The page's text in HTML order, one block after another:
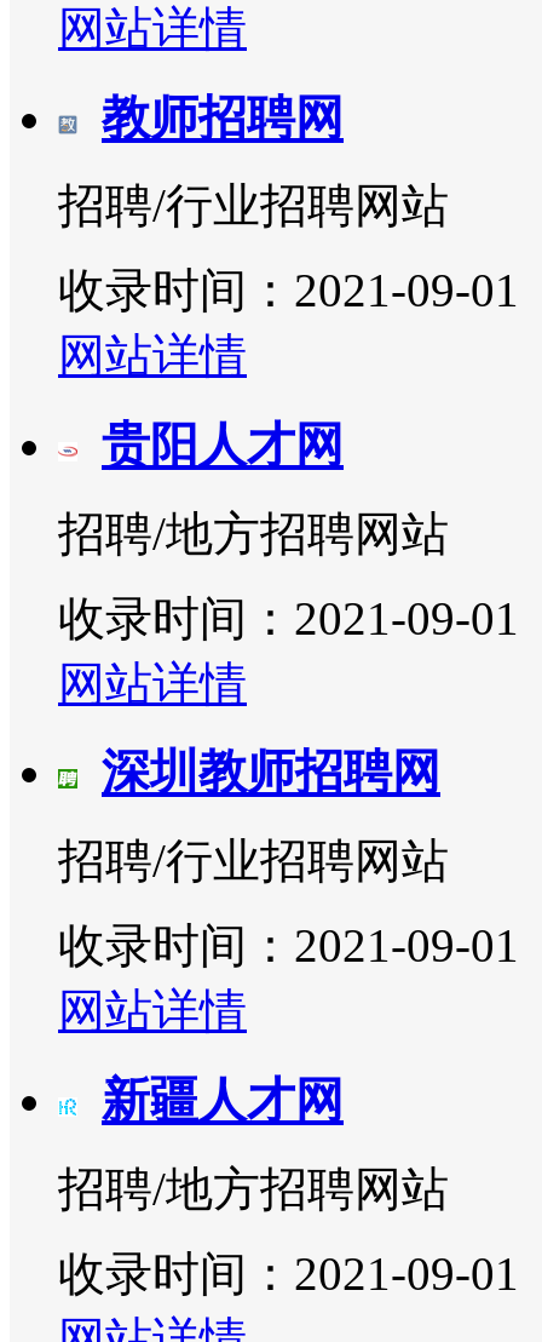
网站详情
教师招聘网
招聘/行业招聘网站
收录时间：2021-09-01
网站详情
贵阳人才网
招聘/地方招聘网站
收录时间：2021-09-01
网站详情
深圳教师招聘网
招聘/行业招聘网站
收录时间：2021-09-01
网站详情
新疆人才网
招聘/地方招聘网站
收录时间：2021-09-01